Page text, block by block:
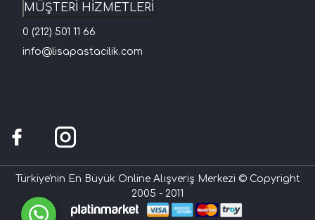
MÜŞTERİ HİZMETLERİ
0 (212) 501 11 66
info@lisapastacilik.com
Türkiye'nin En Büyük Online Alışveriş Merkezi © Copyright
2005 - 2011